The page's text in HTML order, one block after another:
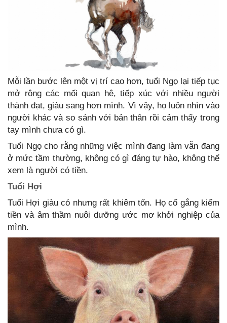
Mỗi lần bước lên một vị trí cao hơn, tuổi Ngọ lại tiếp tục
mở rộng các mối quan hệ, tiếp xúc với nhiều người
thành đạt, giàu sang hơn mình. Vì vậy, họ luôn nhìn vào
người khác và so sánh với bản thân rồi cảm thấy trong
tay mình chưa có gì.
Tuổi Ngọ cho rằng những việc mình đang làm vẫn đang
ở mức tầm thường, không có gì đáng tự hào, không thể
xem là người có tiền.
Tuổi Hợi
Tuổi Hợi giàu có nhưng rất khiêm tốn. Họ cố gắng kiếm
tiền và âm thầm nuôi dưỡng ước mơ khởi nghiệp của
mình.